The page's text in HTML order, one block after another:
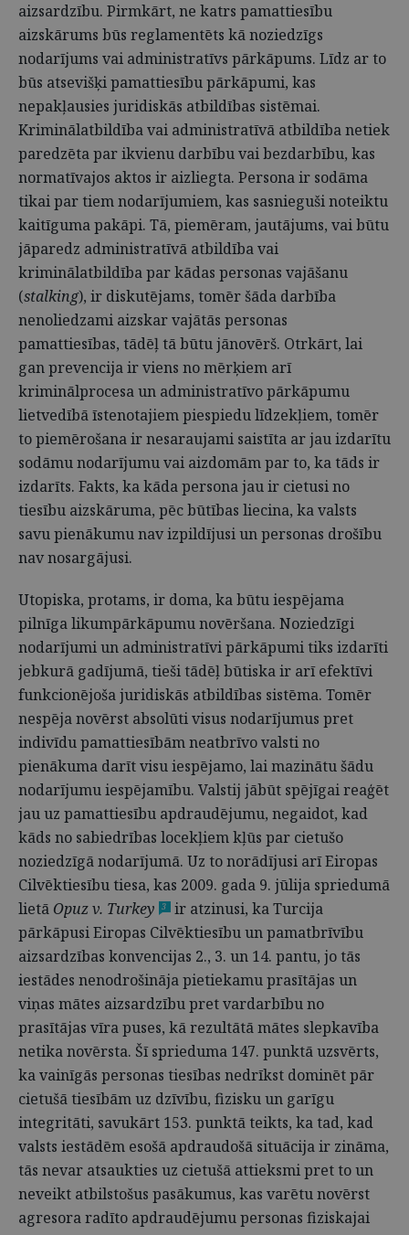
aizsardzību. Pirmkārt, ne katrs pamattiesību
aizskārums būs reglamentēts kā noziedzīgs
nodarījums vai administratīvs pārkāpums. Līdz ar to
būs atsevišķi pamattiesību pārkāpumi, kas
nepakļausies juridiskās atbildības sistēmai.
Kriminālatbildība vai administratīvā atbildība netiek
paredzēta par ikvienu darbību vai bezdarbību, kas
normatīvajos aktos ir aizliegta. Persona ir sodāma
tikai par tiem nodarījumiem, kas sasnieguši noteiktu
kaitīguma pakāpi. Tā, piemēram, jautājums, vai būtu
jāparedz administratīvā atbildība vai
kriminālatbildība par kādas personas vajāšanu
(stalking), ir diskutējams, tomēr šāda darbība
nenoliedzami aizskar vajātās personas
pamattiesības, tādēļ tā būtu jānovērš. Otrkārt, lai
gan prevencija ir viens no mērķiem arī
kriminālprocesa un administratīvo pārkāpumu
lietvedībā īstenotajiem piespiedu līdzekļiem, tomēr
to piemērošana ir nesaraujami saistīta ar jau izdarītu
sodāmu nodarījumu vai aizdomām par to, ka tāds ir
izdarīts. Fakts, ka kāda persona jau ir cietusi no
tiesību aizskāruma, pēc būtības liecina, ka valsts
savu pienākumu nav izpildījusi un personas drošību
nav nosargājusi.
Utopiska, protams, ir doma, ka būtu iespējama
pilnīga likumpārkāpumu novēršana. Noziedzīgi
nodarījumi un administratīvi pārkāpumi tiks izdarīti
jebkurā gadījumā, tieši tādēļ būtiska ir arī efektīvi
funkcionējoša juridiskās atbildības sistēma. Tomēr
nespēja novērst absolūti visus nodarījumus pret
indivīdu pamattiesībām neatbrīvo valsti no
pienākuma darīt visu iespējamo, lai mazinātu šādu
nodarījumu iespējamību. Valstij jābūt spējīgai reaģēt
jau uz pamattiesību apdraudējumu, negaidot, kad
kāds no sabiedrības locekļiem kļūs par cietušo
noziedzīgā nodarījumā. Uz to norādījusi arī Eiropas
Cilvēktiesību tiesa, kas 2009. gada 9. jūlija spriedumā
lietā Opuz v. Turkey 3
ir atzinusi, ka Turcija
pārkāpusi Eiropas Cilvēktiesību un pamatbrīvību
aizsardzības konvencijas 2., 3. un 14. pantu, jo tās
iestādes nenodrošināja pietiekamu prasītājas un
viņas mātes aizsardzību pret vardarbību no
prasītājas vīra puses, kā rezultātā mātes slepkavība
netika novērsta. Šī sprieduma 147. punktā uzsvērts,
ka vainīgās personas tiesības nedrīkst dominēt pār
cietušā tiesībām uz dzīvību, fizisku un garīgu
integritāti, savukārt 153. punktā teikts, ka tad, kad
valsts iestādēm esošā apdraudošā situācija ir zināma,
tās nevar atsaukties uz cietušā attieksmi pret to un
neveikt atbilstošus pasākumus, kas varētu novērst
agresora radīto apdraudējumu personas fiziskajai